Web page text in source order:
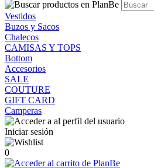
Vestidos
Buzos y Sacos
Chalecos
CAMISAS Y TOPS
Bottom
Accesorios
SALE
COUTURE
GIFT CARD
Camperas
Iniciar sesión
0